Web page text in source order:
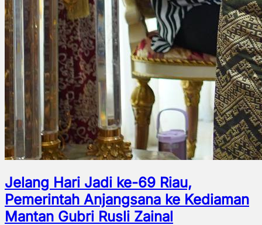
Jelang Hari Jadi ke-69 Riau,
Pemerintah Anjangsana ke Kediaman
Mantan Gubri Rusli Zainal